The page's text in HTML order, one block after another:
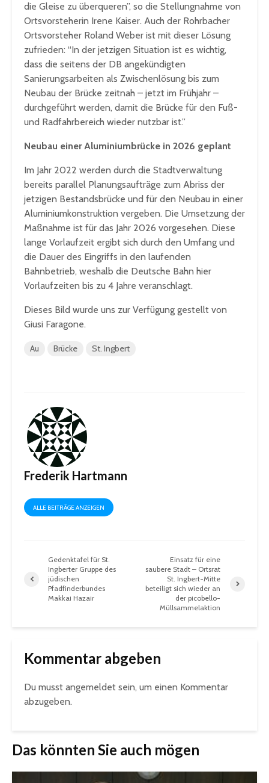
die Gleise zu überqueren”, so die Stellungnahme von
Ortsvorsteherin Irene Kaiser. Auch der Rohrbacher
Ortsvorsteher Roland Weber ist mit dieser Lösung
zufrieden: “In der jetzigen Situation ist es wichtig,
dass die seitens der DB angekündigten
Sanierungsarbeiten als Zwischenlösung bis zum
Neubau der Brücke zeitnah – jetzt im Frühjahr –
durchgeführt werden, damit die Brücke für den Fuß-
und Radfahrbereich wieder nutzbar ist.”
Neubau einer Aluminiumbrücke in 2026 geplant
Im Jahr 2022 werden durch die Stadtverwaltung
bereits parallel Planungsaufträge zum Abriss der
jetzigen Bestandsbrücke und für den Neubau in einer
Aluminiumkonstruktion vergeben. Die Umsetzung der
Maßnahme ist für das Jahr 2026 vorgesehen. Diese
lange Vorlaufzeit ergibt sich durch den Umfang und
die Dauer des Eingriffs in den laufenden
Bahnbetrieb, weshalb die Deutsche Bahn hier
Vorlaufzeiten bis zu 4 Jahre veranschlagt.
Dieses Bild wurde uns zur Verfügung gestellt von
Giusi Faragone.
Au Brücke St. Ingbert
Frederik Hartmann
ALLE BEITRÄGE ANZEIGEN
Gedenktafel für St.
Ingberter Gruppe des
jüdischen
Pfadfinderbundes
Makkai Hazair
Einsatz für eine
saubere Stadt – Ortsrat
St. Ingbert-Mitte
beteiligt sich wieder an
der picobello-
Müllsammelaktion
Kommentar abgeben
Du musst angemeldet sein, um einen Kommentar
abzugeben.
Das könnten Sie auch mögen